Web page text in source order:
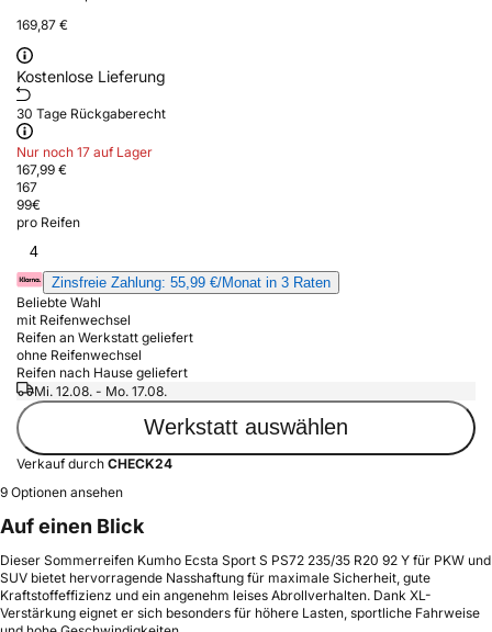
169,87 €
Kostenlose Lieferung
30 Tage Rückgaberecht
Nur noch 17 auf Lager
167,99 €
167
99€
pro Reifen
4
Zinsfreie Zahlung: 55,99 €/Monat in 3 Raten
Beliebte Wahl
mit Reifenwechsel
Reifen an Werkstatt geliefert
ohne Reifenwechsel
Reifen nach Hause geliefert
Mi. 12.08. - Mo. 17.08.
Werkstatt auswählen
Verkauf durch CHECK24
9 Optionen ansehen
Auf einen Blick
Dieser Sommerreifen Kumho Ecsta Sport S PS72 235/35 R20 92 Y für PKW und
SUV bietet hervorragende Nasshaftung für maximale Sicherheit, gute
Kraftstoffeffizienz und ein angenehm leises Abrollverhalten. Dank XL-
Verstärkung eignet er sich besonders für höhere Lasten, sportliche Fahrweise